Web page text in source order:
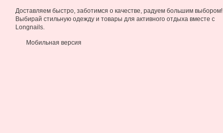
Доставляем быстро, заботимся о качестве, радуем большим выбором!
Выбирай стильную одежду и товары для активного отдыха вместе с
Longnails.
Мобильная версия